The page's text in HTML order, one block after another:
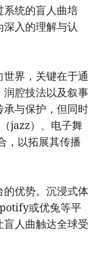
系统的盲人曲培
入的理解与认
界，关键在于通
腔技法以及叙事
与保护，但同时
jazz）、电子舞
，以拓展其传播
优势。沉浸式体
或优兔等平
人曲触达全球受